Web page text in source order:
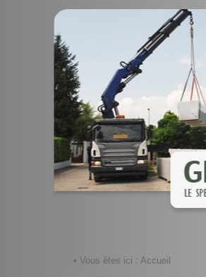
• Vous êtes ici : Accueil